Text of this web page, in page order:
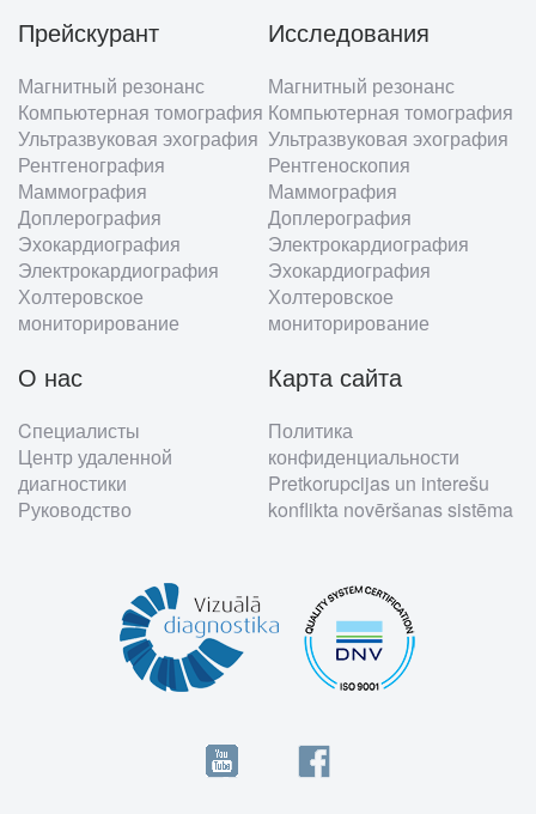
Footer
menu
Прейскурант
Магнитный резонанс
Компьютерная томография
Ультразвуковая эхография
Рентгенография
Маммография
Доплерография
Эхокардиография
Электрокардиография
Холтеровское
мониторирование
Исследования
Магнитный резонанс
Компьютерная томография
Ультразвуковая эхография
Рентгеноскопия
Маммография
Доплерография
Электрокардиография
Эхокардиография
Холтеровское
мониторирование
О нас
Cпециалисты
Центр удаленной
диагностики
Руководство
Карта сайта
Политика
конфиденциальности
Pretkorupcijas un interešu
konflikta novēršanas sistēma